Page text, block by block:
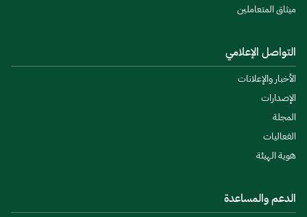
ميثاق المتعاملين
التواصل الإعلامي
الأخبار والإعلانات
الإصدارات
المجلة
الفعاليات
هوية الهيئة
الدعم والمساعدة